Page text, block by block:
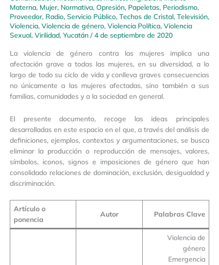
Materna, Mujer, Normativa, Opresión, Papeletas, Periodismo,
Proveedor, Radio, Servicio Público, Techos de Cristal, Televisión,
Violencia, Violencia de género, Violencia Política, Violencia
Sexual, Virilidad, Yucatán /4 de septiembre de 2020
La violencia de género contra las mujeres implica una
afectación grave a todas las mujeres, en su diversidad, a lo
largo de todo su ciclo de vida y conlleva graves consecuencias
no únicamente a las mujeres afectadas, sino también a sus
familias, comunidades y a la sociedad en general.
El presente documento, recoge las ideas principales
desarrolladas en este espacio en el que, a través del análisis de
definiciones, ejemplos, contextos y argumentaciones, se busca
eliminar la producción o reproducción de mensajes, valores,
símbolos, iconos, signos e imposiciones de género que han
consolidado relaciones de dominación, exclusión, desigualdad y
discriminación.
Artículo o
ponencia
Autor Palabras Clave
Violencia de
género
Emergencia